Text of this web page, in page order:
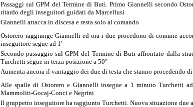
Passaggi sul GPM del Termine di Buti. Primo Giannelli secondo
ritardo degli inseguitori guidati da Marcellusi
Giannelli attacca in discesa e resta solo al comando
Ostorero raggiunge Giannelli ed ora i due procedono di comune
inseguitore segue ad 1'
Secondo passaggio sul GPM del Termine di Buti affrontato dalla
Turchetti segue in terza posizione a 50"
Aumenta ancora il vantaggio dei due di testa che stanno procedendo
Alle spalle di Ostorero e Giannelli insegue a 1 minuto Turchetti
Mammoliti-Gocaj-Conci e Negrini
Il gruppetto inseguitore ha raggiunto Turchetti. Nuova situazione due